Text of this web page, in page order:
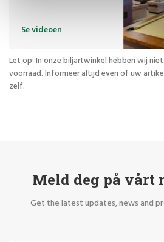
Se videoen
Let op: In onze biljartwinkel hebben wij
voorraad. Informeer altijd even of uw
zelf.
Meld deg på vårt
Get the latest updates, news and